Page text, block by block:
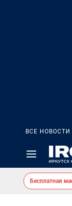
ВСЕ НОВОСТИ
Бесплатная